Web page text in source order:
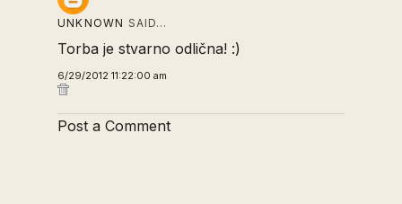
UNKNOWN SAID…
Torba je stvarno odlična! :)
6/29/2012 11:22:00 am
Post a Comment